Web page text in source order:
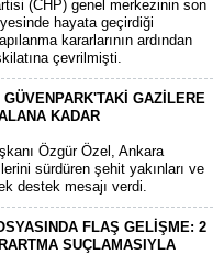
(CHP) genel merkezinin son
hayata geçirdiği
kararlarının ardından
çevrilmişti.
GAZİLERE
KADAR
Özgür Özel, Ankara
sürdüren şehit yakınları ve
destek mesajı verdi.
FLAŞ GELİŞME: 2
SUÇLAMASIYLA